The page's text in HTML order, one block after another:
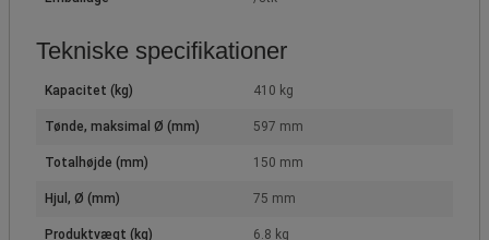
Tekniske specifikationer
Kapacitet (kg) 410 kg
Tønde, maksimal Ø (mm) 597 mm
Totalhøjde (mm) 150 mm
Hjul, Ø (mm) 75 mm
Produktvægt (kg) 6.8 kg